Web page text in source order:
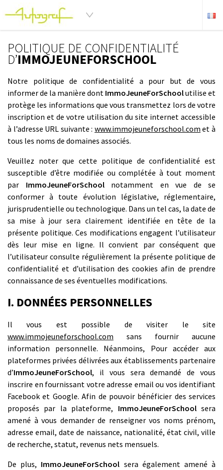
POLITIQUE DE CONFIDENTIALITÉ
D’IMMOJEUNEFORSCHOOL
Notre politique de confidentialité a pour but de vous
informer de la manière dont ImmoJeuneForSchoolutilise et
protège les informations que vous transmettez lors de votre
inscription et de votre utilisation du site internet accessible
à l’adresse URL suivante : www.immojeuneforschool.com et à
tous les noms de domaines associés.
Veuillez noter que cette politique de confidentialité est
susceptible d’être modifiée ou complétée à tout moment
par ImmoJeuneForSchoolnotamment en vue de se
conformer à toute évolution législative, réglementaire,
jurisprudentielle ou technologique. Dans un tel cas, la date de
sa mise à jour sera clairement identifiée en tête de la
présente politique. Ces modifications engagent l’utilisateur
dès leur mise en ligne. Il convient par conséquent que
l’utilisateur consulte régulièrement la présente politique de
confidentialité et d’utilisation des cookies afin de prendre
connaissance de ses éventuelles modifications.
I. DONNÉES PERSONNELLES
Il vous est possible de visiter le site
www.immojeuneforschool.com sans fournir aucune
information personnelle. Néanmoins, Pour accéder aux
plateformes privées délivrées aux établissements partenaire
d’ImmoJeuneForSchool, il vous sera demandé de vous
inscrire en fournissant votre adresse email ou vos identifiant
Facebook et Google. Afin de pouvoir bénéficier des services
proposés par la plateforme, ImmoJeuneForSchoolsera
amené à vous demander de renseigner vos noms prénom,
adresse email, date de naissance, nationalité, état civil, ville
de recherche, statut, revenus nets mensuels.
De plus, ImmoJeuneForSchool sera également amené à